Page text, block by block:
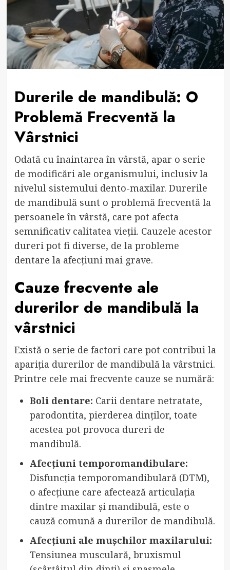
Durerile de mandibulă: O
Problemă Frecventă la
Vârstnici
Odată cu înaintarea în vârstă, apar o serie
de modificări ale organismului, inclusiv la
nivelul sistemului dento-maxilar. Durerile
de mandibulă sunt o problemă frecventă la
persoanele în vârstă, care pot afecta
semnificativ calitatea vieții. Cauzele acestor
dureri pot fi diverse, de la probleme
dentare la afecțiuni mai grave.
Cauze frecvente ale
durerilor de mandibulă la
vârstnici
Există o serie de factori care pot contribui la
apariția durerilor de mandibulă la vârstnici.
Printre cele mai frecvente cauze se numără:
Boli dentare: Carii dentare netratate,
parodontita, pierderea dinților, toate
acestea pot provoca dureri de
mandibulă.
Afecțiuni temporomandibulare:
Disfuncția temporomandibulară (DTM),
o afecțiune care afectează articulația
dintre maxilar și mandibulă, este o
cauză comună a durerilor de mandibulă.
Afecțiuni ale mușchilor maxilarului:
Tensiunea musculară, bruxismul